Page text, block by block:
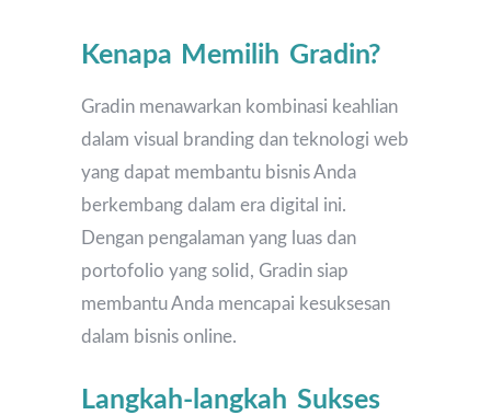
Kenapa Memilih Gradin?
Gradin menawarkan kombinasi keahlian
dalam visual branding dan teknologi web
yang dapat membantu bisnis Anda
berkembang dalam era digital ini.
Dengan pengalaman yang luas dan
portofolio yang solid, Gradin siap
membantu Anda mencapai kesuksesan
dalam bisnis online.
Langkah-langkah Sukses